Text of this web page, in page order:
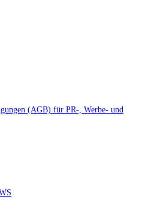
(AGB) für PR-, Werbe- und